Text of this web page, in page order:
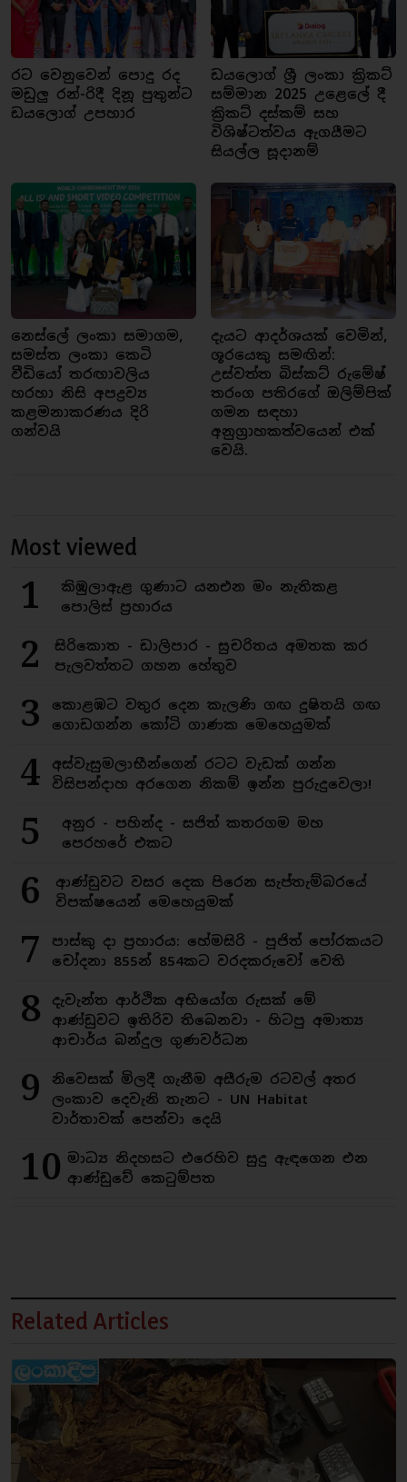
රට වෙනුවෙන් පොදු රද
මඩුලු රන්-රිදී දිනූ පුතුන්ට
ඩයලොග් උපහාර
ඩයලොග් ශ්‍රී ලංකා ක්‍රිකට්
සම්මාන 2025 උළෙලේ දී
ක්‍රිකට් දස්කම් සහ
විශිෂ්ටත්වය ඇගයීමට
සියල්ල සූදානම්
නෙස්ලේ ලංකා සමාගම,
සමස්ත ලංකා කෙටි
වීඩියෝ තරඟාවලිය
හරහා නිසි අපද්‍රව්‍ය
කළමනාකරණය දිරි
ගන්වයි
දැයට ආදර්ශයක් වෙමින්,
ශූරයෙකු සමඟින්:
උස්වත්ත බිස්කට් රුමේෂ්
තරංග පතිරගේ ඔලිම්පික්
ගමන සඳහා
අනුග්‍රාහකත්වයෙන් එක්
වෙයි.
Most viewed
1
කිඹුලාඇළ ගුණාට යනඑන මං නැතිකළ
පොලිස් ප්‍රහාරය
2
සිරිකොත - ඩාලිපාර - සුචරිතය අමතක කර
පැලවත්තට ගහන හේතුව
3
කොළඹට වතුර දෙන කැලණි ගඟ දුෂිතයි ගඟ
ගොඩගන්න කෝටි ගාණක මෙහෙයුමක්
4
අස්වැසුමලාභීන්ගෙන් රටට වැඩක් ගන්න
විසිපන්දාහ අරගෙන නිකම් ඉන්න පුරුදුවෙලා!
5
අනුර - පහින්ද - සජිත් කතරගම මහ
පෙරහරේ එකට
6
ආණ්ඩුවට වසර දෙක පිරෙන සැප්තැම්බරයේ
විපක්ෂයෙන් මෙහෙයුමක්
7
පාස්කු දා ප්‍රහාරය: හේමසිරි - පූජිත් පෝරකයට
චෝදනා 855න් 854කට වරදකරුවෝ වෙති
8
දැවැන්ත ආර්ථික අභියෝග රුසක් මේ
ආණ්ඩුවට ඉතිරිව තිබෙනවා - හිටපු අමාත්‍ය
ආචාර්ය බන්දුල ගුණවර්ධන
9
නිවෙසක් මිලදී ගැනීම අසීරුම රටවල් අතර
ලංකාව දෙවැනි තැනට - UN Habitat
වාර්තාවක් පෙන්වා දෙයි
10 මාධ්‍ය නිදහසට එරෙහිව සුදු ඇඳගෙන එන
ආණ්ඩුවේ කෙටුම්පත
Related Articles